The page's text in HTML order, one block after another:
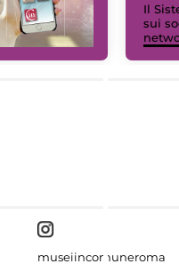
Il
sui
museiincomuneroma